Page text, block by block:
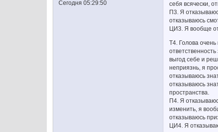
Сегодня 05:29:50
себя всячески,
П3. Я
отказываюсь
ЦИ3. Я вообще
Т4. Голова
выгод себе и
неприязнь, я
отказываюсь
отказываюсь
пространства.
П4. Я
изменить, я
отказываюсь
ЦИ4. Я